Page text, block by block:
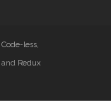
Code-less,
and Redux